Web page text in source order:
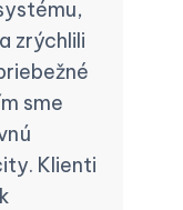
zrýchlili
sme
Klienti